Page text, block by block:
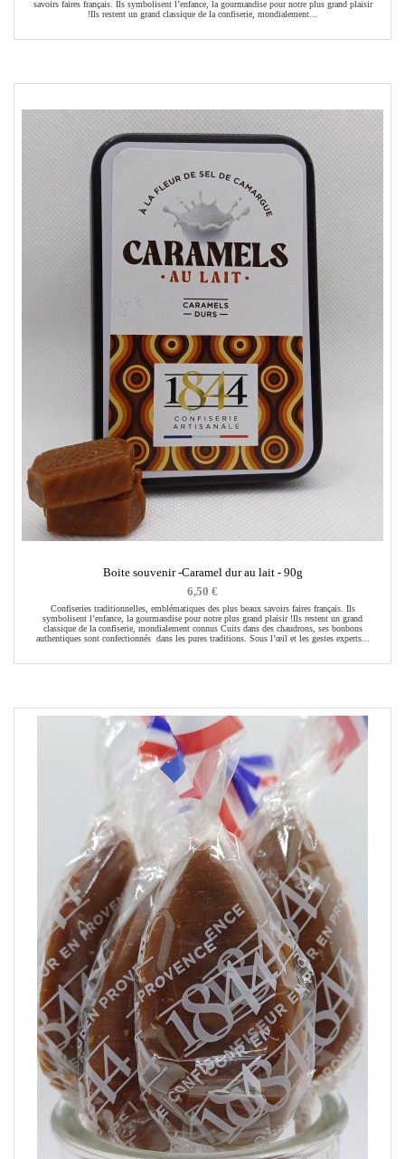
savoirs faires français. Ils symbolisent l’enfance, la gourmandise pour notre plus grand plaisir
!Ils restent un grand classique de la confiserie, mondialement...
Boite souvenir -Caramel dur au lait - 90g
6,50 €
Confiseries traditionnelles, emblématiques des plus beaux savoirs faires français. Ils
symbolisent l’enfance, la gourmandise pour notre plus grand plaisir !Ils restent un grand
classique de la confiserie, mondialement connus Cuits dans des chaudrons, ses bonbons
authentiques sont confectionnés dans les pures traditions. Sous l’œil et les gestes experts...